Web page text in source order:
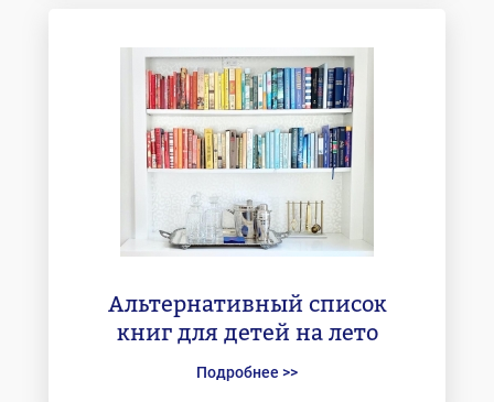
Альтернативный список
книг для детей на лето
Подробнее >>